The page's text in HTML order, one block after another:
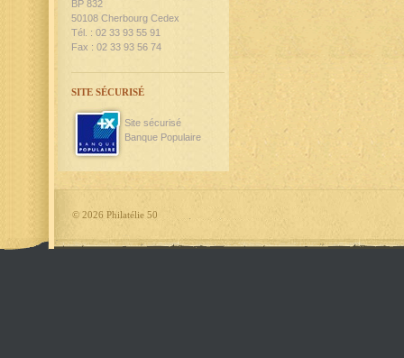
BP 832
50108 Cherbourg Cedex
Tél. : 02 33 93 55 91
Fax : 02 33 93 56 74
SITE SÉCURISÉ
Site sécurisé
Banque Populaire
© 2026 Philatélie 50